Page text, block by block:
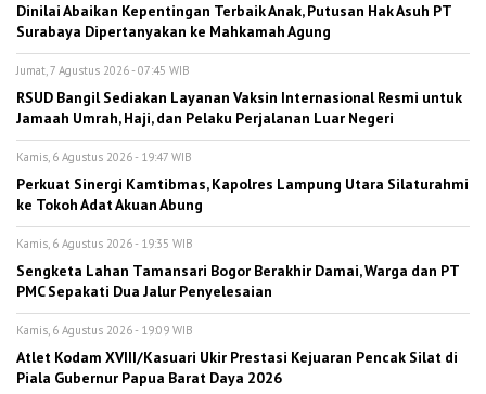
Dinilai Abaikan Kepentingan Terbaik Anak, Putusan Hak Asuh PT
Surabaya Dipertanyakan ke Mahkamah Agung
Jumat, 7 Agustus 2026 - 07:45 WIB
RSUD Bangil Sediakan Layanan Vaksin Internasional Resmi untuk
Jamaah Umrah, Haji, dan Pelaku Perjalanan Luar Negeri
Kamis, 6 Agustus 2026 - 19:47 WIB
Perkuat Sinergi Kamtibmas, Kapolres Lampung Utara Silaturahmi
ke Tokoh Adat Akuan Abung
Kamis, 6 Agustus 2026 - 19:35 WIB
Sengketa Lahan Tamansari Bogor Berakhir Damai, Warga dan PT
PMC Sepakati Dua Jalur Penyelesaian
Kamis, 6 Agustus 2026 - 19:09 WIB
Atlet Kodam XVIII/Kasuari Ukir Prestasi Kejuaran Pencak Silat di
Piala Gubernur Papua Barat Daya 2026